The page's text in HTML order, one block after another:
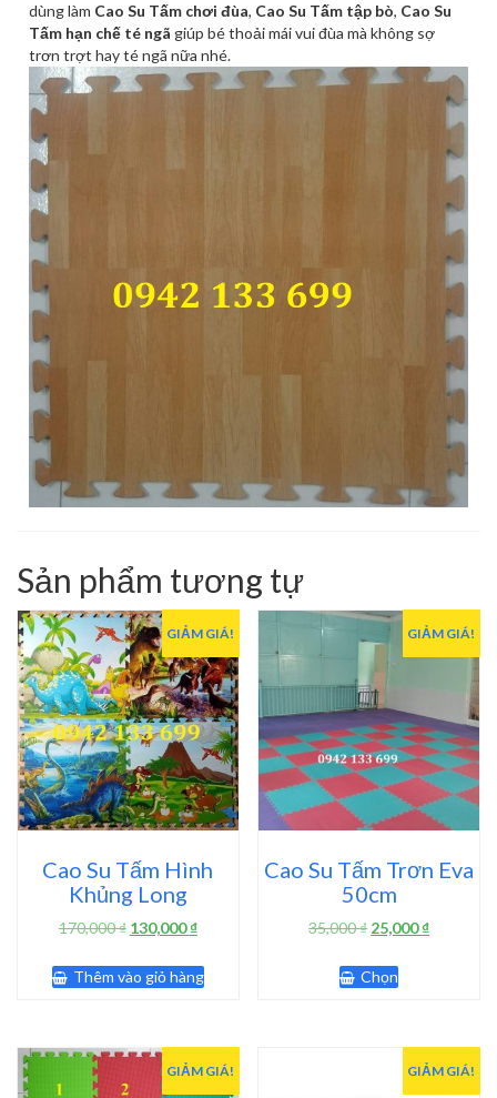
dùng làm Cao Su Tấm chơi đùa, Cao Su Tấm tập bò, Cao Su
Tấm hạn chế té ngã giúp bé thoải mái vui đùa mà không sợ
trơn trợt hay té ngã nữa nhé.
Sản phẩm tương tự
GIẢM GIÁ!
Cao Su Tấm Hình
Khủng Long
170,000₫ Giá
là:
170,000 ₫.
130,000₫Giá
tại
là:
Thêm vào giỏ hàng
GIẢM GIÁ!
Cao Su Tấm Trơn Eva
50cm
35,000₫ Giá
là:
35,000 ₫.
25,000₫Giá
Chọnphẩm
nhiều
biến
thể.
GIẢM GIÁ! GIẢM GIÁ!